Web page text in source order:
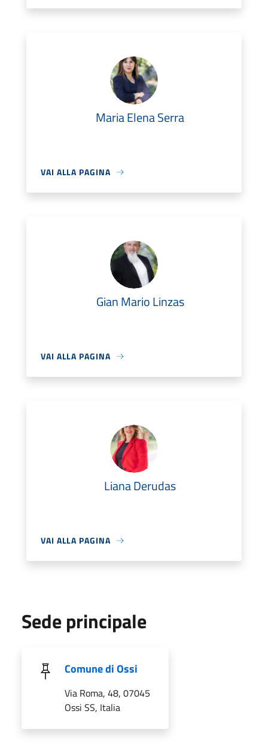
Maria Elena Serra
VAI ALLA PAGINA
Gian Mario Linzas
VAI ALLA PAGINA
Liana Derudas
VAI ALLA PAGINA
Sede principale
Comune di Ossi
Via Roma, 48, 07045
Ossi SS, Italia